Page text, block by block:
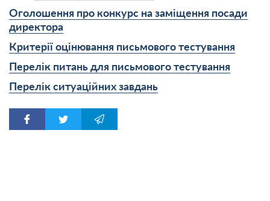
Оголошення про конкурс на заміщення посади
директора
Критерії оцінювання письмового тестування
Перелік питань для письмового тестування
Перелік ситуаційних завдань